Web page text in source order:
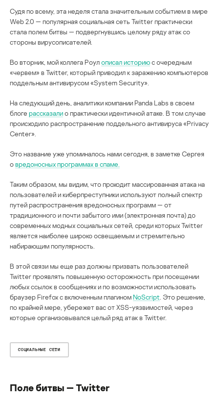
Судя по всему, эта неделя стала значительным событием в мире
Web 2.0 — популярная социальная сеть Twitter практически
стала полем битвы — подвергнувшись целому ряду атак со
стороны вирусописателей.
Во вторник, мой коллега Роулописал историюс очередным
«червем» в Twitter, который приводил к заражению компьютеров
поддельным антивирусом «System Security».
На следующий день, аналитики компании Panda Labs в своем
блоге рассказалио практически идентичной атаке. В том случае
происходило распространение поддельного антивируса «Privacy
Center».
Это название уже упоминалось нами сегодня, в заметке Сергея
овредоносных программах в спаме.
Таким образом, мы видим, что проходит массированная атака на
пользователей и киберпреступники используют полный спектр
путей распространения вредоносных программ — от
традиционного и почти забытого ими (электронная почта) до
современных модных социальных сетей, среди которых Twitter
является наиболее широко освещаемым и стремительно
набирающим популярность.
В этой связи мы еще раз должны призвать пользователей
Twitter проявлять повышенную осторожность при посещении
любых ссылок в сообщениях и по возможности использовать
браузер Firefox с включенным плагиномNoScript . Это решение,
по крайней мере, убережет вас от XSS-уязвимостей, через
которые организовывался целый ряд атак в Twitter.
СОЦИАЛЬНЫЕ СЕТИ
Поле битвы — Twitter